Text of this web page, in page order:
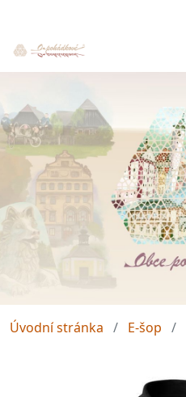
Úvodní stránka E-šop